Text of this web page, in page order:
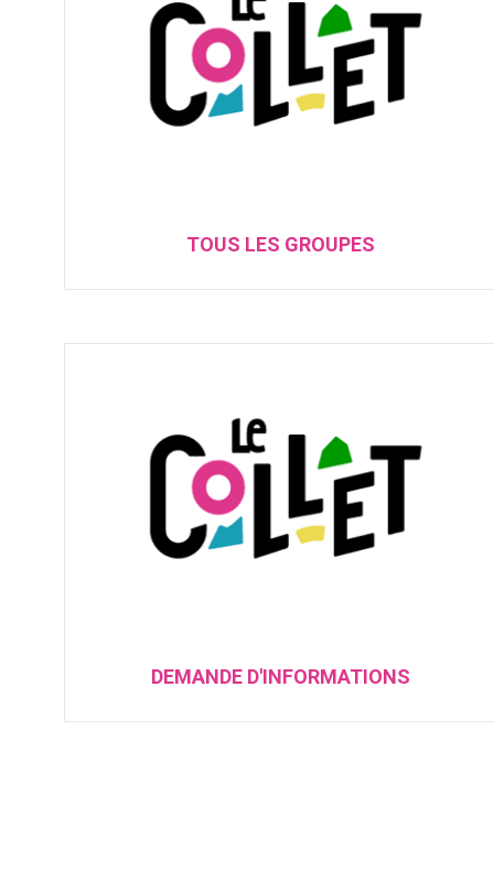
TOUS LES GROUPES
DEMANDE D'INFORMATIONS